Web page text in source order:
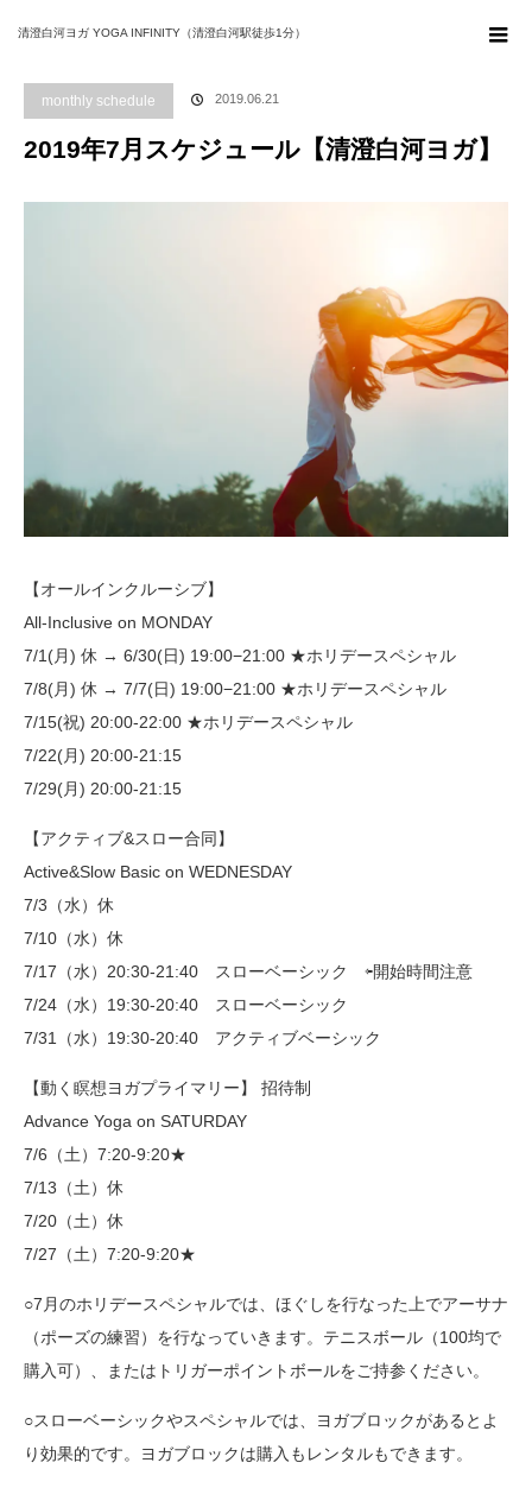
清澄白河ヨガ YOGA INFINITY（清澄白河駅徒歩1分）
ブログ
monthly schedule 2019年7月スケジュール【清澄白河ヨ
monthly schedule 2019.06.21
2019年7月スケジュール【清澄白河ヨガ】
【オールインクルーシブ】
All-Inclusive on MONDAY
7/1(月) 休 → 6/30(日) 19:00−21:00 ★ホリデースペシャル
7/8(月) 休 → 7/7(日) 19:00−21:00 ★ホリデースペシャル
7/15(祝) 20:00-22:00 ★ホリデースペシャル
7/22(月) 20:00-21:15
7/29(月) 20:00-21:15
【アクティブ&スロー合同】
Active&Slow Basic on WEDNESDAY
7/3（水）休
7/10（水）休
7/17（水）20:30-21:40 スローベーシック ⇦開始時間注意
7/24（水）19:30-20:40 スローベーシック
7/31（水）19:30-20:40 アクティブベーシック
【動く瞑想ヨガプライマリー】 招待制
Advance Yoga on SATURDAY
7/6（土）7:20-9:20★
7/13（土）休
7/20（土）休
7/27（土）7:20-9:20★
○7月のホリデースペシャルでは、ほぐしを行なった上でアーサナ
（ポーズの練習）を行なっていきます。テニスボール（100均で
購入可）、またはトリガーポイントボールをご持参ください。
○スローベーシックやスペシャルでは、ヨガブロックがあるとよ
り効果的です。ヨガブロックは購入もレンタルもできます。